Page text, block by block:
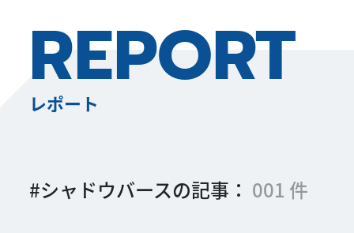
REPORT
レポート
#シャドウバースの記事： 001 件